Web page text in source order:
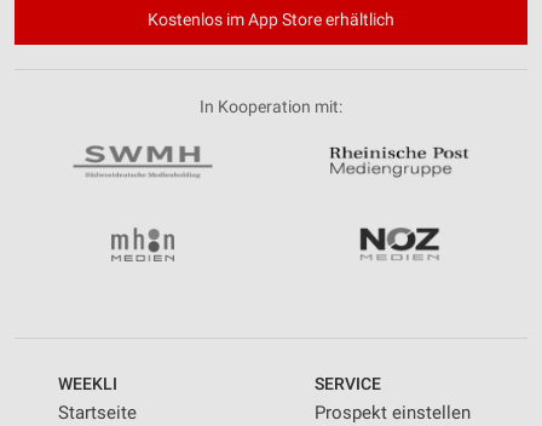
Kostenlos im App Store erhältlich
In Kooperation mit:
WEEKLI
Startseite
SERVICE
Prospekt einstellen